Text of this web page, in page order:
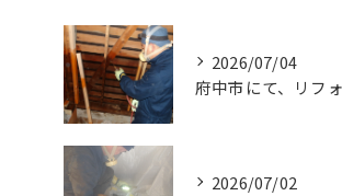
2026/07/04
2026/07/02